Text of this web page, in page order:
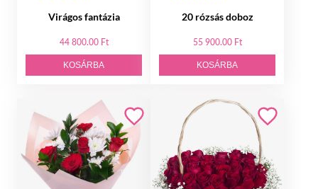
Virágos fantázia
44 800.00 Ft
KOSÁRBA
20 rózsás doboz
55 900.00 Ft
KOSÁRBA